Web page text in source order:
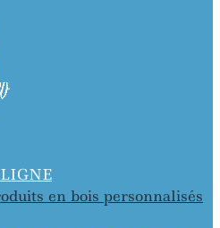
en bois personnalisés